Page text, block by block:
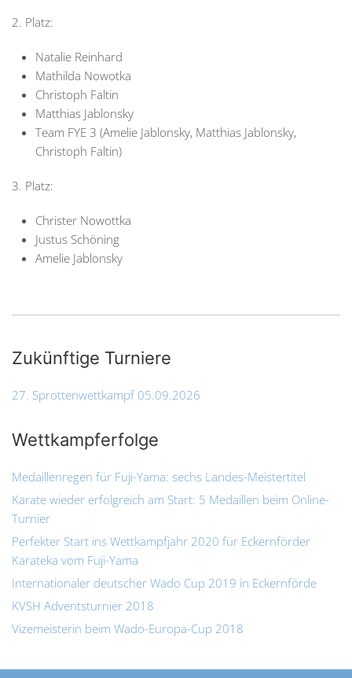
2. Platz:
Natalie Reinhard
Mathilda Nowotka
Christoph Faltin
Matthias Jablonsky
Team FYE 3 (Amelie Jablonsky, Matthias Jablonsky,
Christoph Faltin)
3. Platz:
Christer Nowottka
Justus Schöning
Amelie Jablonsky
Zukünftige Turniere
27. Sprottenwettkampf 05.09.2026
Wettkampferfolge
Medaillenregen für Fuji-Yama: sechs Landes-Meistertitel
Karate wieder erfolgreich am Start: 5 Medaillen beim Online-
Turnier
Perfekter Start ins Wettkampfjahr 2020 für Eckernförder
Karateka vom Fuji-Yama
Internationaler deutscher Wado Cup 2019 in Eckernförde
KVSH Adventsturnier 2018
Vizemeisterin beim Wado-Europa-Cup 2018